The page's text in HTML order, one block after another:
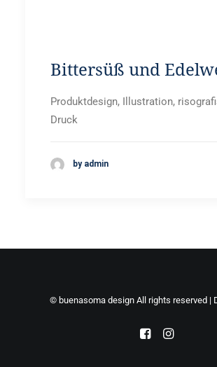
Bittersüß und
Produktdesign, Illustration,
Druck
by admin
© buenasoma design All rights reserved |